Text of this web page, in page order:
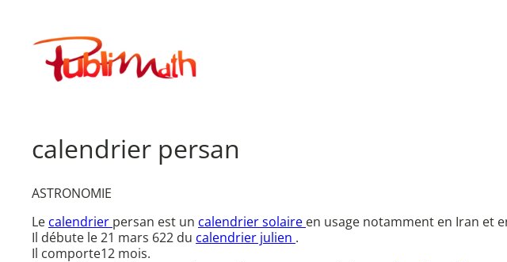
contenuPublimath
calendrier persan
ASTRONOMIE
Le calendrier persan est un calendrier solaire en usage notamment en Iran et
Il débute le 21 mars 622 du calendrier julien .
Il comporte12 mois.